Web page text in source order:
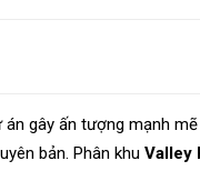
án gây ấn tượng mạnh
bản. Phân khu Valley